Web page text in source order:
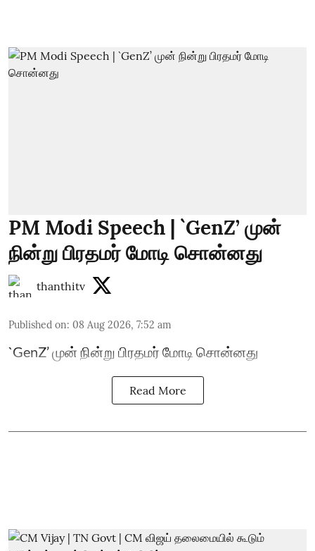
PM Modi Speech | `GenZ’ முன்
நின்று பிரதமர் மோடி சொன்னது
thanthitv
Published on: 08 Aug 2026, 7:52 am
`GenZ’ முன் நின்று பிரதமர் மோடி சொன்னது
Read More